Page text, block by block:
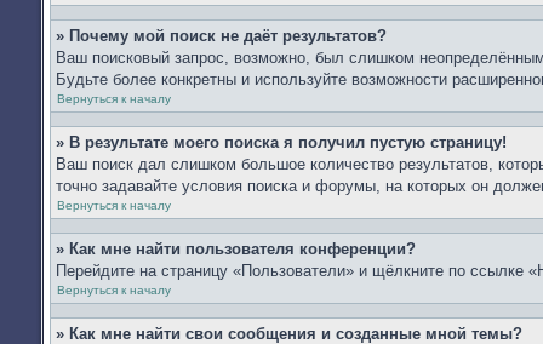
» Почему мой поиск не даёт результатов?
Ваш поисковый запрос, возможно, был слишком
Будьте более конкретны и используйте возможности
Вернуться к началу
» В результате моего поиска я получил пустую страницу!
Ваш поиск дал слишком большое количество результатов,
точно задавайте условия поиска и форумы, на которых он
Вернуться к началу
» Как мне найти пользователя конференции?
Перейдите на страницу «Пользователи» и щёлкните по ссылке
Вернуться к началу
» Как мне найти свои сообщения и созданные мной темы?